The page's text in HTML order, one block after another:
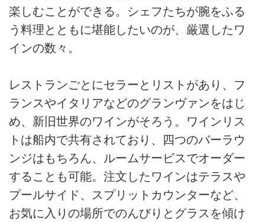
楽しむことができる。シェフたちが腕をふる
う料理とともに堪能したいのが、厳選したワ
インの数々。
レストランごとにセラーとリストがあり、フ
ランスやイタリアなどのグランヴァンをはじ
め、新旧世界のワインがそろう。ワインリス
トは船内で共有されており、四つのバーラウ
ンジはもちろん、ルームサービスでオーダー
することも可能。注文したワインはテラスや
プールサイド、スプリットカウンターなど、
お気に入りの場所でのんびりとグラスを傾け